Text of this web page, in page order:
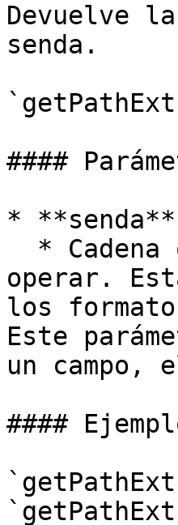
Devuelve
senda.
####
* **senda**
operar.
los
Este
un
####